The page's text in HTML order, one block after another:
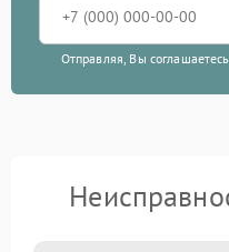
Отправляя, Вы